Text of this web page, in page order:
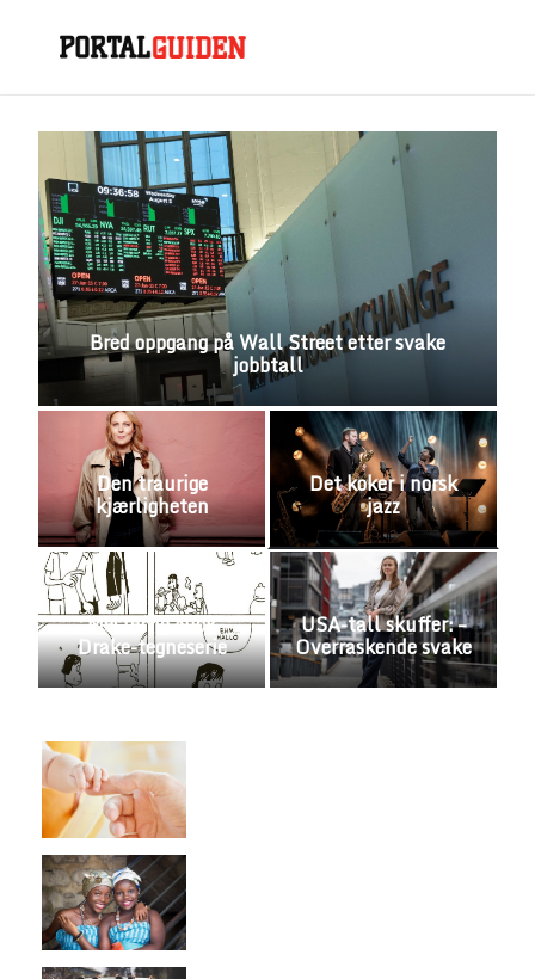
Bred oppgang på Wall Street etter svake
jobbtall
Den traurige
kjærligheten
Det koker i norsk
jazz
Mesterlig Nick
Drake-tegneserie
USA-tall skuffer: –
Overraskende svake